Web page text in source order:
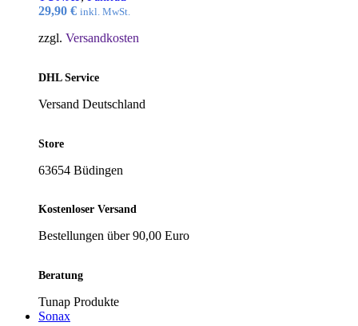
29,90 € inkl. MwSt.
zzgl. Versandkosten
DHL Service
Versand Deutschland
Store
63654 Büdingen
Kostenloser Versand
Bestellungen über 90,00 Euro
Beratung
Tunap Produkte
Sonax